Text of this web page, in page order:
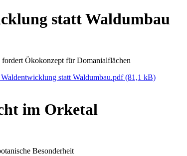
statt Waldumbau
Ökokonzept für Domanialflächen
statt Waldumbau.pdf(81,1 kB)
im Orketal
Besonderheit